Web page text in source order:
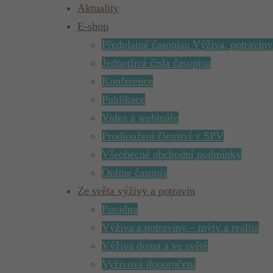
Aktuality
E-shop
Předplatné časopisu Výživa,
Jednotlivá čísla časopisu
Konference
Publikace
Videa a webináře
Prodloužení členství v SPV
Všeobecné obchodní podmínky
Online časopis
Ze světa výživy a potravin
Poradna
Výživa a potraviny – mýty a realita
Výživa doma a ve světě
Vyživová doporučení